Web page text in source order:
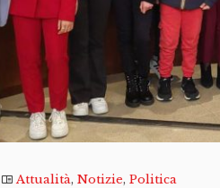
Attualità,Notizie,Politica